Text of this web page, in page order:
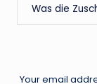
Was die
Your email